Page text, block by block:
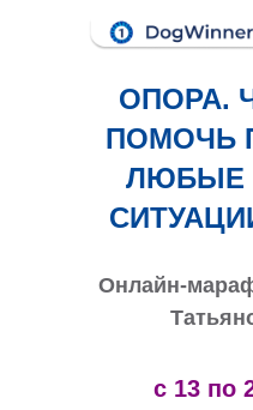
ОПОРА.
ПОМОЧЬ
ЛЮБЫЕ
с 13 по
Онлайн-